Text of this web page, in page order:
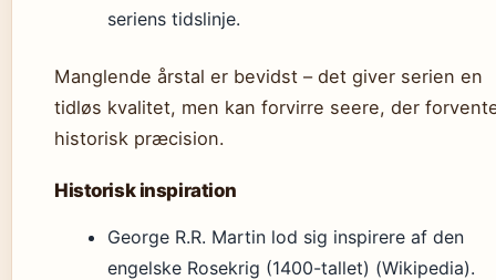
seriens tidslinje.
Manglende årstal er bevidst – det giver serien en
tidløs kvalitet, men kan forvirre seere, der
historisk præcision.
Historisk inspiration
George R.R. Martin lod sig inspirere af den
engelske Rosekrig (1400-tallet) (Wikipedia).